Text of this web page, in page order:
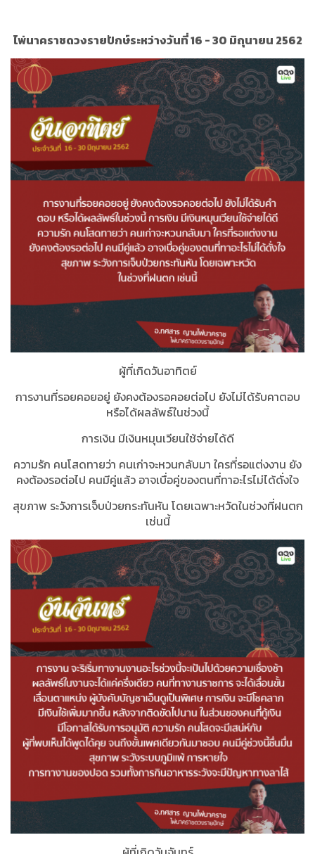
ไพ่นาคราชดวงรายปักษ์ระหว่างวันที่ 16 - 30 มิถุนายน 2562
ผู้ที่เกิดวันอาทิตย์
การงานที่รอยคอยอยู่ ยังคงต้องรอคอยต่อไป ยังไม่ได้รับคาตอบ
หรือได้ผลลัพธ์ในช่วงนี้
การเงิน มีเงินหมุนเวียนใช้จ่ายได้ดี
ความรัก คนโสดทายว่า คนเก่าจะหวนกลับมา ใครที่รอแต่งงาน ยัง
คงต้องรอต่อไป คนมีคู่แล้ว อาจเบื่อคู่ของตนที่ทาอะไรไม่ได้ดั่งใจ
สุขภาพ ระวังการเจ็บป่วยกระทันหัน โดยเฉพาะหวัดในช่วงที่ฝนตก
เช่นนี้